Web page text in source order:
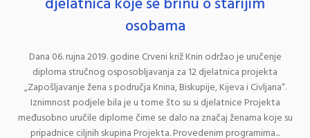
osobama
Dana 06. rujna 2019. godine Crveni križ Knin održao je uručenje
diploma stručnog osposobljavanja za 12 djelatnica projekta
„Zapošljavanje žena s područja Knina, Biskupije, Kijeva i Civljana“.
Iznimnost podjele bila je u tome što su si djelatnice Projekta
međusobno uručile diplome čime se dalo na značaj ženama koje su
pripadnice ciljnih skupina Projekta. Provedenim programima...